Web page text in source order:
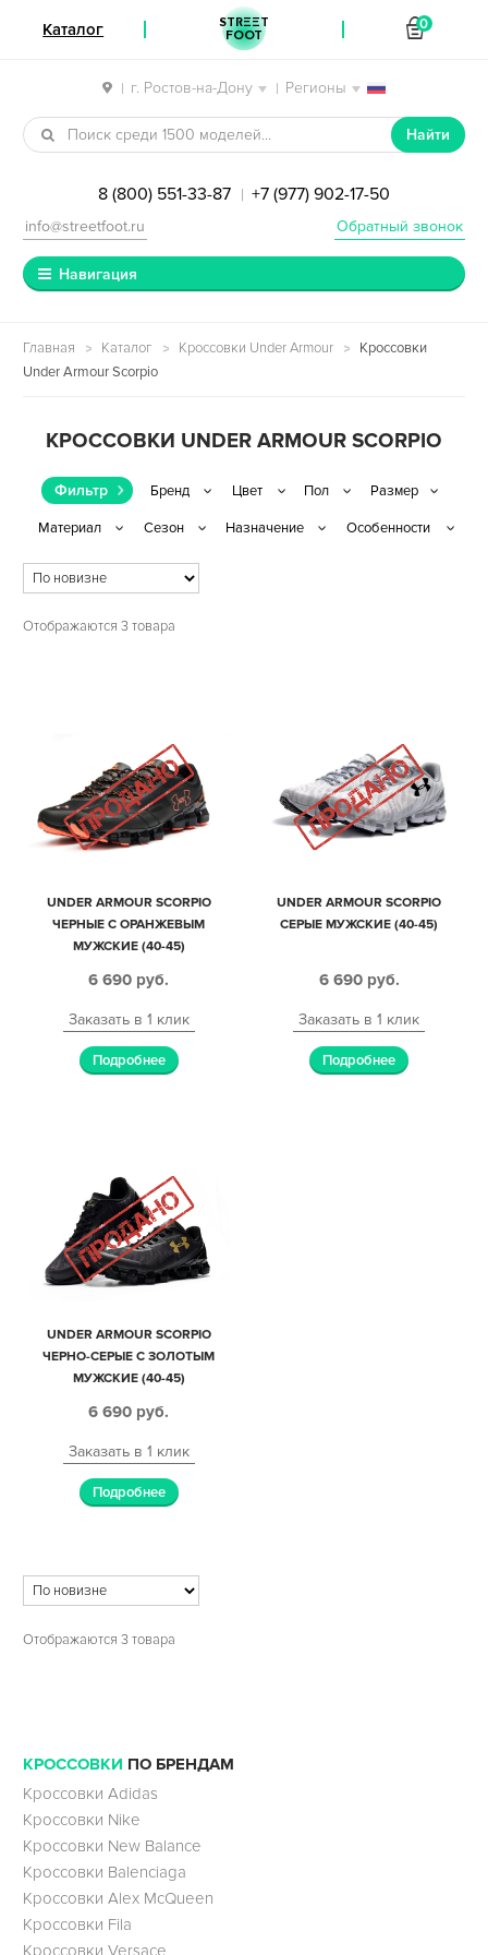
| г. Ростов-на-Дону | Регионы
Перейти к навигации
Перейти к содержимому
Найти
8 (800) 551-33-87 | +7 (977) 902-17-50
Обратный звонок
info@streetfoot.ru
Навигация
Главная Каталог Кроссовки Under Armour
Кроссовки
Under Armour Scorpio
КРОССОВКИ UNDER ARMOUR SCORPIO
Фильтр
Отображаются 3 товара
UNDER ARMOUR SCORPIO
ЧЕРНЫЕ С ОРАНЖЕВЫМ
МУЖСКИЕ (40-45)
6 690 руб.
Заказать в 1 клик
Подробнее
UNDER ARMOUR SCORPIO
СЕРЫЕ МУЖСКИЕ (40-45)
6 690 руб.
Заказать в 1 клик
Подробнее
UNDER ARMOUR SCORPIO
ЧЕРНО-СЕРЫЕ С ЗОЛОТЫМ
МУЖСКИЕ (40-45)
6 690 руб.
Заказать в 1 клик
Подробнее
Отображаются 3 товара
КРОССОВКИ ПО БРЕНДАМ
Кроссовки Adidas
Кроссовки Nike
Кроссовки New Balance
Кроссовки Balenciaga
Кроссовки Alex McQueen
Кроссовки Fila
Кроссовки Versace
Каталог STREET
FOOT
0